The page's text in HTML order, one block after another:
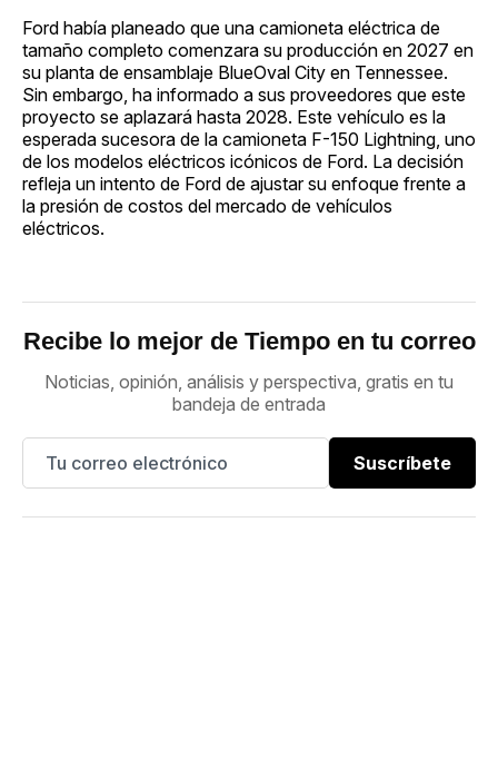
Ford había planeado que una camioneta eléctrica de
tamaño completo comenzara su producción en 2027 en
su planta de ensamblaje BlueOval City en Tennessee.
Sin embargo, ha informado a sus proveedores que este
proyecto se aplazará hasta 2028. Este vehículo es la
esperada sucesora de la camioneta F-150 Lightning, uno
de los modelos eléctricos icónicos de Ford. La decisión
refleja un intento de Ford de ajustar su enfoque frente a
la presión de costos del mercado de vehículos
eléctricos.
Recibe lo mejor de Tiempo en tu correo
Noticias, opinión, análisis y perspectiva, gratis en tu
bandeja de entrada
Suscríbete